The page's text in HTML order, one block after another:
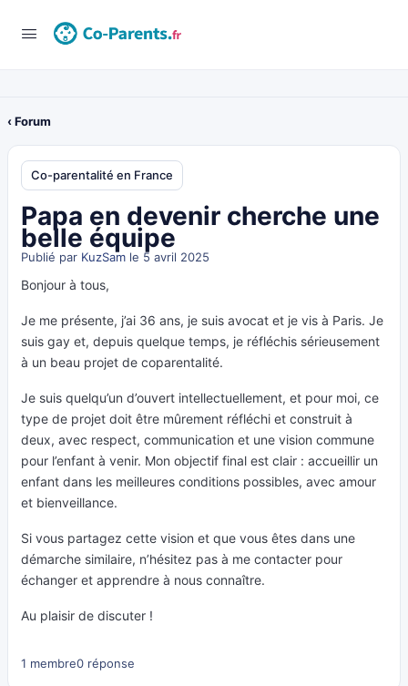
‹ Forum
Co-parentalité en France
Papa en devenir cherche une
belle équipe
Publié par KuzSam le 5 avril 2025
Bonjour à tous,
Je me présente, j’ai 36 ans, je suis avocat et je vis à Paris. Je
suis gay et, depuis quelque temps, je réfléchis sérieusement
à un beau projet de coparentalité.
Je suis quelqu’un d’ouvert intellectuellement, et pour moi, ce
type de projet doit être mûrement réfléchi et construit à
deux, avec respect, communication et une vision commune
pour l’enfant à venir. Mon objectif final est clair : accueillir un
enfant dans les meilleures conditions possibles, avec amour
et bienveillance.
Si vous partagez cette vision et que vous êtes dans une
démarche similaire, n’hésitez pas à me contacter pour
échanger et apprendre à nous connaître.
Au plaisir de discuter !
1 membre0 réponse